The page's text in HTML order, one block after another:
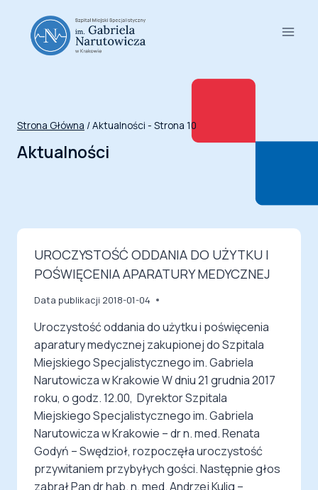
Strona Główna /Aktualności - Strona 10
Aktualności
UROCZYSTOŚĆ ODDANIA DO UŻYTKU I
POŚWIĘCENIA APARATURY MEDYCZNEJ
Data publikacji 2018-01-04
Uroczystość oddania do użytku i poświęcenia
aparatury medycznej zakupionej do Szpitala
Miejskiego Specjalistycznego im. Gabriela
Narutowicza w Krakowie W dniu 21 grudnia 2017
roku, o godz. 12.00, Dyrektor Szpitala
Miejskiego Specjalistycznego im. Gabriela
Narutowicza w Krakowie – dr n. med. Renata
Godyń – Swędzioł, rozpoczęła uroczystość
przywitaniem przybyłych gości. Następnie głos
zabrał Pan dr hab. n. med. Andrzej Kulig –